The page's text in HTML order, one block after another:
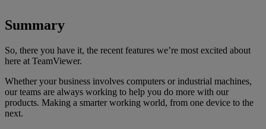
Summary
So, there you have it, the recent features we’re most excited about
here at TeamViewer.
Whether your business involves computers or industrial machines,
our teams are always working to help you do more with our
products. Making a smarter working world, from one device to the
next.